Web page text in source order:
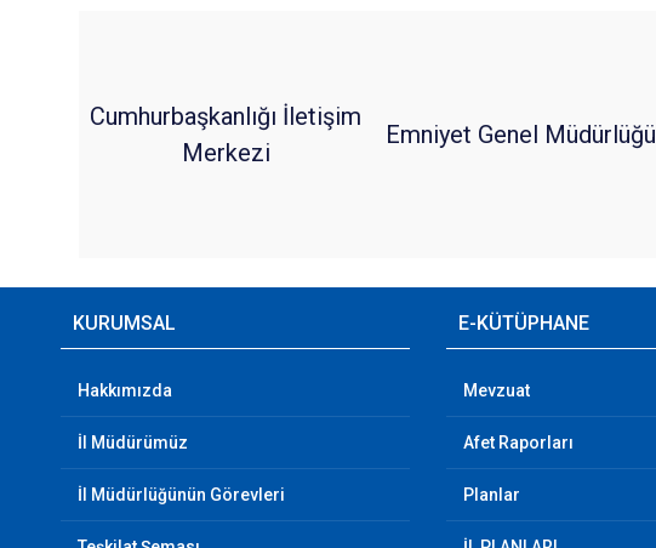
Cumhurbaşkanlığı İletişim
Merkezi
Emniyet Genel Müdürlüğü
KURUMSAL
Hakkımızda
İl Müdürümüz
İl Müdürlüğünün Görevleri
E-KÜTÜPHANE
Mevzuat
Afet Raporları
Planlar